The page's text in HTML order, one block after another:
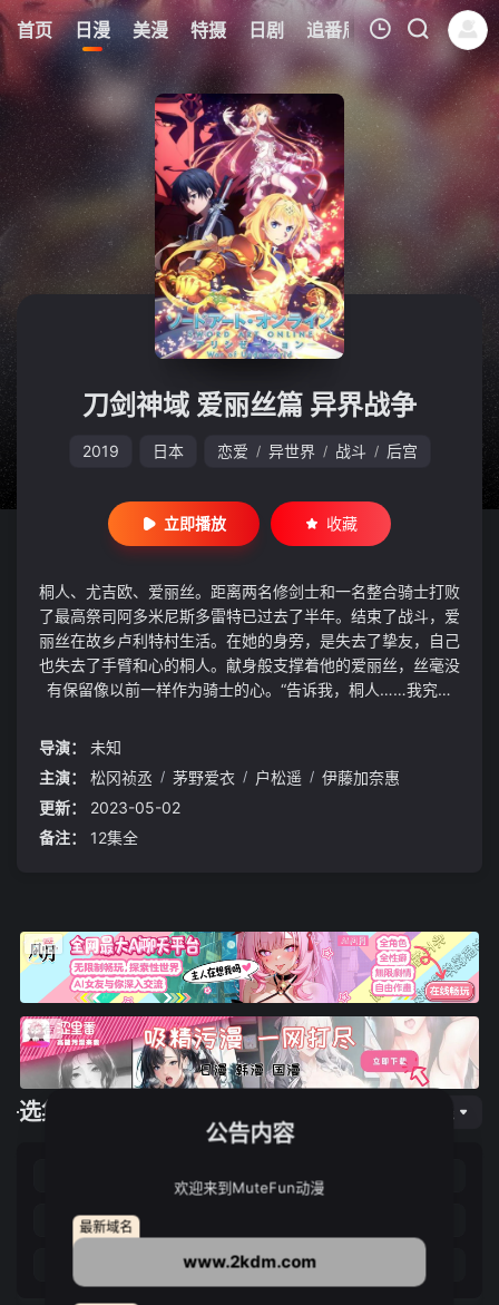
首页 日漫 美漫 特摄 日剧 追番周表 今日更新
0
我的观影记录
暂无观看影片的记录
刀剑神域 爱丽丝篇 异界战争
2019 日本 恋爱 / 异世界 / 战斗 / 后宫
立即播放 收藏
桐人、尤吉欧、爱丽丝。距离两名修剑士和一名整合骑士打败
了最高祭司阿多米尼斯多雷特已过去了半年。结束了战斗，爱
丽丝在故乡卢利特村生活。在她的身旁，是失去了挚友，自己
也失去了手臂和心的桐人。献身般支撑着他的爱丽丝，丝毫没
有保留像以前一样作为骑士的心。“告诉我，桐人……我究竟
压力测试”的倒计时，却毫不留情地推进着。仿佛与之相呼应
黑帝国的军队，为了得到“光之巫女”，开始向“人界”进攻。指
挥“人界”军队的贝尔库利等人，决心与“黑暗领域”的军队展开
前所未有的大战。但在他们身旁，并没有发现爱丽丝，以及拯
导演：
未知
主演：
松冈祯丞 / 茅野爱衣 / 户松遥 / 伊藤加奈惠
更新：
2023-05-02
备注：
12集全
选集播放
第05集
第10集 第11集
公告内容
欢迎来到MuteFun动漫
最新域名
www.2kdm.com